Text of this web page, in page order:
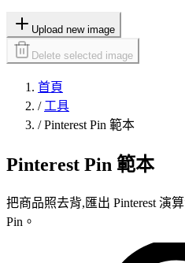
Upload new image
Delete selected image
首頁
/ 工具
/ Pinterest Pin 範本
Pinterest Pin 範本
把商品照去背,匯出 Pinterest 演
Pin。